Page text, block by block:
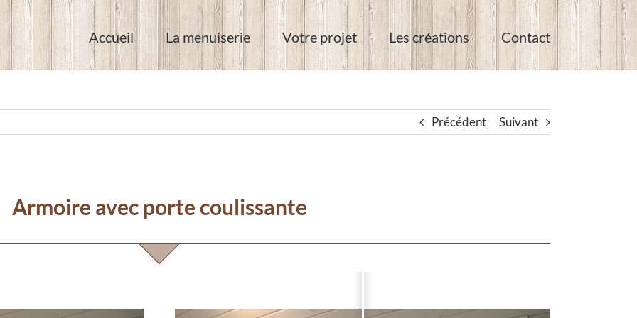
Accueil La menuiserie Votre projet Les créations Contact
Précédent Suivant
Armoire avec porte coulissante